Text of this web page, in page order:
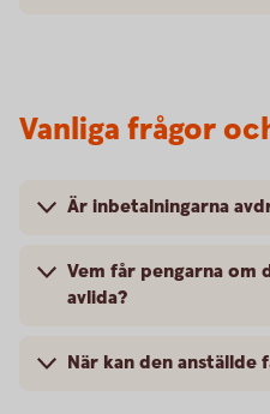
Vanliga frågor
Är inbetalningarna
Vem får pengarna om
avlida?
När kan den anställde